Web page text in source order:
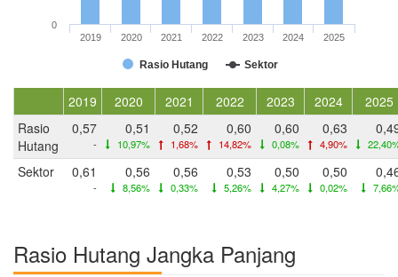
Rasio Hutang Sektor
2019 2020 2021 2022 2023 2024 2025
0
2019 2020 2021 2022 2023 2024
2025
Rasio
Hutang
0,57
-
0,51
10,97%
0,52
1,68%
0,60
14,82%
0,60
0,08%
0,63
4,90%
Sektor 0,61
-
0,56
8,56%
0,56
0,33%
0,53
5,26%
0,50
4,27%
0,50
0,02%
Rasio Hutang Jangka Panjang